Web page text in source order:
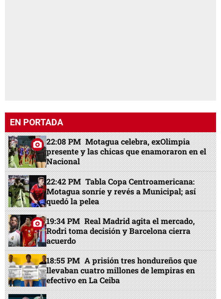
EN PORTADA
22:08 PM Motagua celebra, exOlimpia
presente y las chicas que enamoraron en el
Nacional
22:42 PM Tabla Copa Centroamericana:
Motagua sonríe y revés a Municipal; así
quedó la pelea
19:34 PM Real Madrid agita el mercado,
Rodri toma decisión y Barcelona cierra
acuerdo
18:55 PM A prisión tres hondureños que
llevaban cuatro millones de lempiras en
efectivo en La Ceiba